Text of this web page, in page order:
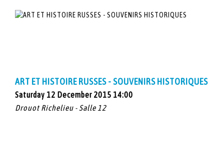
ART ET HISTOIRE RUSSES - SOUVENIRS HISTORIQUES
Saturday 12 December 2015 14:00
Drouot Richelieu - Salle 12